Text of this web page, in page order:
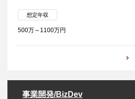
想定年収
500万～1100万円
事業開発/BizDev